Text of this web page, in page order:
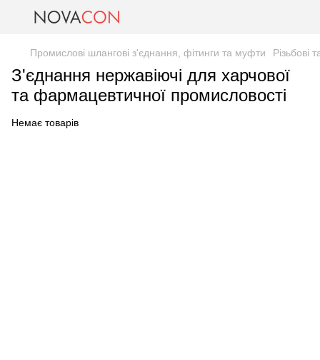
Промислові шлангові з'єднання, фітинги та муфти Різьбові
З'єднання нержавіючі для харчової
та фармацевтичної промисловості
Немає товарів